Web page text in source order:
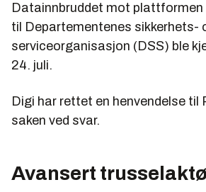
Datainnbruddet mot plattformen
til Departementenes sikkerhets-
serviceorganisasjon (DSS) ble
24. juli.
Digi har rettet en henvendelse til
saken ved svar.
Avansert